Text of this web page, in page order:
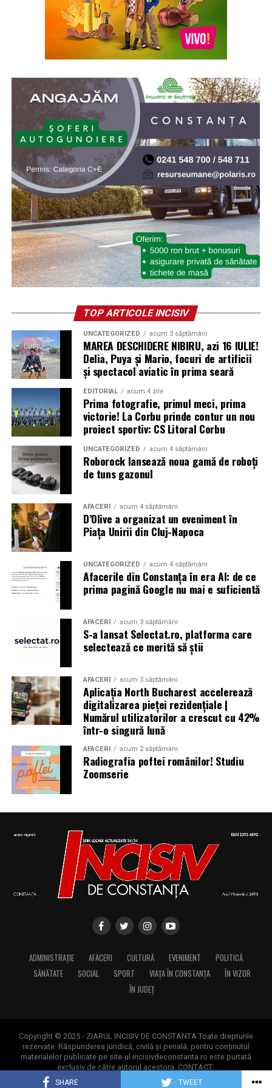
SHARE TWEET
Indiferent de preferințe, sezonul cald este momentul
ideal să experimentezi și să descoperi parfumuri
inspirate din universul parfumeriei de nișă. Iar colecția
ingredientele premium, creativitatea și accesibilitatea
pot exista în aceeași sticlă.
(Advertorial)
TOP ARTICOLE INCISIV
UNCATEGORIZED acum 3 săptămâni
MAREA DESCHIDERE NIBIRU, azi 16 IULIE!
Delia, Puya și Mario, focuri de artificii
și spectacol aviatic în prima seară
EDITORIAL acum 4 zile
Prima fotografie, primul meci, prima
victorie! La Corbu prinde contur un nou
proiect sportiv: CS Litoral Corbu
UNCATEGORIZED acum 4 săptămâni
Roborock lansează noua gamă de roboți
de tuns gazonul
AFACERI acum 4 săptămâni
D’Olive a organizat un eveniment în
Piața Unirii din Cluj-Napoca
UNCATEGORIZED acum 4 săptămâni
Afacerile din Constanța în era AI: de ce
prima pagină Google nu mai e suficientă
AFACERI acum 3 săptămâni
S-a lansat Selectat.ro, platforma care
selectează ce merită să știi
AFACERI acum 3 săptămâni
Aplicația North Bucharest accelerează
digitalizarea pieței rezidențiale |
Numărul utilizatorilor a crescut cu 42%
într-o singură lună
AFACERI acum 2 săptămâni
Radiografia poftei românilor! Studiu
Zoomserie
ADMINISTRAȚIE AFACERI CULTURĂ EVENIMENT
POLITICĂ
SĂNĂTATE
SOCIAL SPORT VIAȚA ÎN CONSTANȚA
ÎN VIZOR
ÎN JUDEȚ
Copyright © 2025 - ZIARUL INCISIV DE CONSTANTA Toate drepturile
rezervate. Răspunderea juridică, civilă și penală, pentru conținutul
materialelor publicate pe site-ul incisivdeconstanta.ro este purtată
exclusiv de către autorul acestora. CONTACT:
contact@incisivdeconstanta.ro